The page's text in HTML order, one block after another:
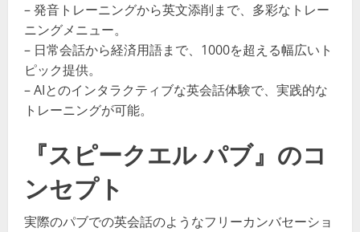
– 発音トレーニングから英文添削まで、多彩なトレー
ニングメニュー。
– 日常会話から経済用語まで、1000を超える幅広いト
ピック提供。
– AIとのインタラクティブな英会話体験で、実践的な
トレーニングが可能。
『スピークエル パブ』のコ
ンセプト
実際のパブでの英会話のようなフリーカンバセーショ